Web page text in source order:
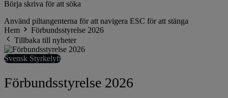
Börja skriva för att söka
Använd piltangenterna för att navigera ESC för att stänga
Hem
Förbundsstyrelse 2026
Tillbaka till nyheter
Svensk Styrkelyft
Förbundsstyrelse 2026